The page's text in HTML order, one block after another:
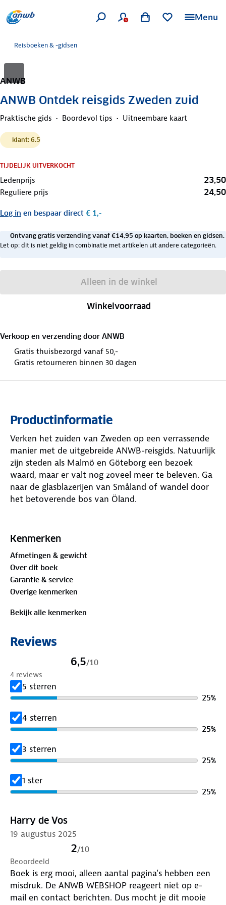
Menu
Reisboeken & -gidsen
ANWB
ANWB Ontdek reisgids Zweden zuid
Praktische gids Boordevol tips Uitneembare kaart
klant: 6.5
TIJDELIJK UITVERKOCHT
Ledenprijs 23,50
Reguliere prijs 24,50
Log in en bespaar direct € 1,-
Ontvang gratis verzending vanaf €14,95 op kaarten, boeken en gidsen.
Let op: dit is niet geldig in combinatie met artikelen uit andere categorieën.
Alleen in de winkel
Winkelvoorraad
Verkoop en verzending door ANWB
Gratis thuisbezorgd vanaf 50,-
Gratis retourneren binnen 30 dagen
Productinformatie
Verken het zuiden van Zweden op een verrassende
manier met de uitgebreide ANWB-reisgids. Natuurlijk
zijn steden als Malmö en Göteborg een bezoek
waard, maar er valt nog zoveel meer te beleven. Ga
naar de glasblazerijen van Småland of wandel door
het betoverende bos van Öland.
over routes, overnachtingsplekken en vervoer.
streek op een unieke manier te ervaren. Achter in de
gids zit een uitneembare kaart, zodat je altijd de
juiste weg vindt. Geniet van je reis!
Kenmerken
Afmetingen & gewicht
Over dit boek
Garantie & service
Overige kenmerken
Bekijk alle kenmerken
Reviews
6,5/10
4 reviews
5 sterren
25%
4 sterren
25%
3 sterren
25%
1 ster
25%
Harry de Vos
19 augustus 2025
2/10
Beoordeeld
Boek is erg mooi, alleen aantal pagina’s hebben een
misdruk. De ANWB WEBSHOP reageert niet op e-
mail en contact berichten. Dus mocht je dit mooie